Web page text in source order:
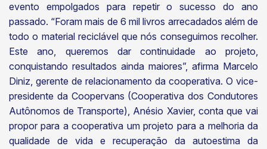
evento empolgados para repetir o sucesso do ano
passado. “Foram mais de 6 mil livros arrecadados além de
todo o material reciclável que nós conseguimos recolher.
Este ano, queremos dar continuidade ao projeto,
conquistando resultados ainda maiores”, afirma Marcelo
Diniz, gerente de relacionamento da cooperativa. O vice-
presidente da Coopervans (Cooperativa dos Condutores
Autônomos de Transporte), Anésio Xavier, conta que vai
propor para a cooperativa um projeto para a melhoria da
qualidade de vida e recuperação da autoestima da